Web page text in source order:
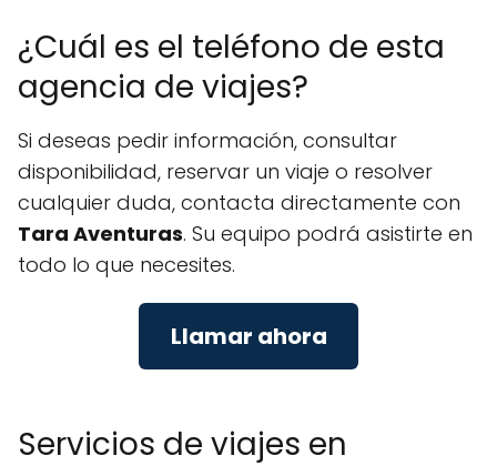
¿Cuál es el teléfono de esta
agencia de viajes?
Si deseas pedir información, consultar
disponibilidad, reservar un viaje o resolver
cualquier duda, contacta directamente con
Tara Aventuras. Su equipo podrá asistirte en
todo lo que necesites.
Llamar ahora
Servicios de viajes en